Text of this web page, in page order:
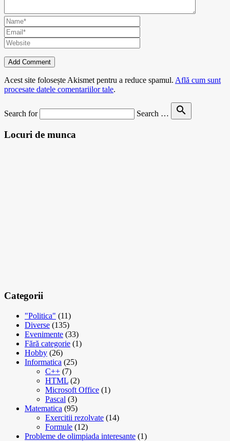
Acest site folosește Akismet pentru a reduce spamul. Află cum sunt
procesate datele comentariilor tale.
Search for Search … search
Locuri de munca
Categorii
"Politica" (11)
Diverse (135)
Evenimente (33)
Fără categorie (1)
Hobby (26)
Informatica (25)
C++ (7)
HTML (2)
Microsoft Office (1)
Pascal (3)
Matematica (95)
Exercitii rezolvate (14)
Formule (12)
Probleme de olimpiada interesante (1)